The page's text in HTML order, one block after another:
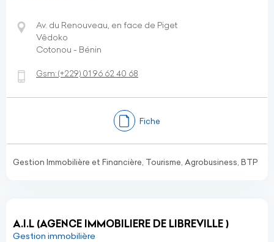
Av. du Renouveau, en face de Piget
Vêdoko
Cotonou - Bénin
Gsm:(+229) 01 96 62 40 68
Fiche
Gestion Immobilière et Financière, Tourisme, Agrobusiness, BTP
A.I.L (AGENCE IMMOBILIERE DE LIBREVILLE )
Gestion immobilière